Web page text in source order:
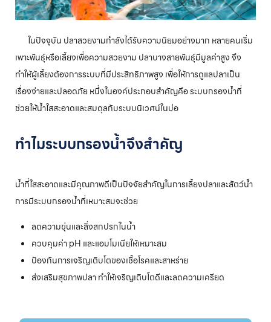
ในปัจจุบัน ปลาสวยงามกำลังได้รับความนิยมอย่างมาก หลายคนเริ่ม
เพาะพันธุ์หรือเลี้ยงเพื่อความสวยงาม ปลาบางสายพันธุ์มีมูลค่าสูง จึง
ทำให้ผู้เลี้ยงต้องการระบบที่มีประสิทธิภาพสูง เพื่อให้การดูแลปลาเป็น
เรื่องง่ายและปลอดภัย หนึ่งในองค์ประกอบสำคัญคือ ระบบกรองน้ำที่
ช่วยให้น้ำใสสะอาดและสมดุลกับระบบนิเวศน์ในบ่อ
ทำไมระบบกรองน้ำจึงสำคัญ
น้ำที่ใสสะอาดและมีคุณภาพดีเป็นปัจจัยสำคัญในการเลี้ยงปลาและสัตว์น้ำ
การมีระบบกรองน้ำที่เหมาะสมจะช่วย
ลดความขุ่นและสิ่งสกปรกในน้ำ
ควบคุมค่า pH และแอมโมเนียให้เหมาะสม
ป้องกันการเจริญเติบโตของเชื้อโรคและสาหร่าย
ส่งเสริมสุขภาพปลา ทำให้เจริญเติบโตดีและลดความเครียด